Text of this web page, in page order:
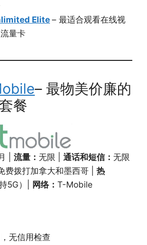
Elite – 最适合观看在线视
量卡
– 最物美价廉的
餐
| 流量： 无限 | 通话和短信： 无限
费拨打加拿大和墨西哥 | 热
5G）| 网络： T-Mobile
无信用检查